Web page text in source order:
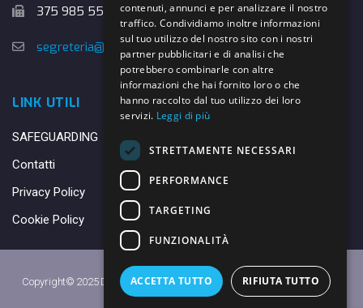
375 985 5526
segreteria@danybasket.it
LINK UTILI
SAFEGUARDING
Contatti
Privacy Policy
Cookie Policy
Copyright© 2025 DANY BASKET QUARRATA S.S.D.A.R.L. -Privacy Policy
contenuti, annunci e per analizzare il nostro
traffico. Condividiamo inoltre informazioni
sul tuo utilizzo del nostro sito con i nostri
partner pubblicitari e di analisi che
potrebbero combinarle con altre
informazioni che hai fornito loro o che
hanno raccolto dal tuo utilizzo dei loro
servizi. Leggi di più
STRETTAMENTE NECESSARI
PERFORMANCE
TARGETING
FUNZIONALITÀ
ACCETTA TUTTO RIFIUTA TUTTO